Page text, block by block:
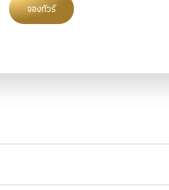
จองทัวร์